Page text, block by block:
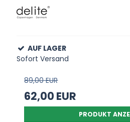
AUF LAGER
Sofort Versand
89,00 EUR
62,00 EUR
PRODUKT